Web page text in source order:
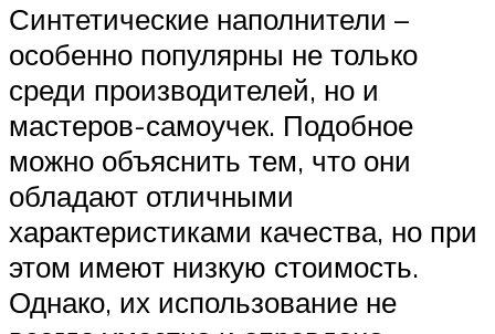
Синтетические наполнители –
особенно популярны не только
среди производителей, но и
мастеров-самоучек. Подобное
можно объяснить тем, что они
обладают отличными
характеристиками качества, но при
этом имеют низкую стоимость.
Однако, их использование не